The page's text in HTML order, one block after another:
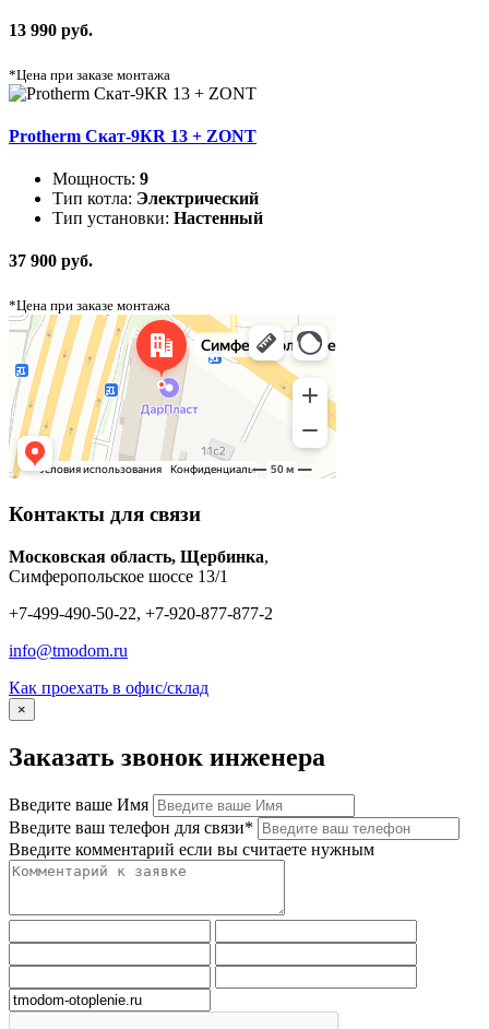
13 990 руб.
*Цена при заказе монтажа
Protherm Скат-9КR 13 + ZONT
Мощность: 9
Тип котла: Электрический
Тип установки: Настенный
37 900 руб.
*Цена при заказе монтажа
Контакты для связи
Московская область, Щербинка,
Симферопольское шоссе 13/1
+7-499-490-50-22, +7-920-877-877-2
info@tmodom.ru
Как проехать в офис/склад
×
Заказать звонок инженера
Введите ваше Имя
Введите ваш телефон для связи*
Введите комментарий если вы считаете нужным